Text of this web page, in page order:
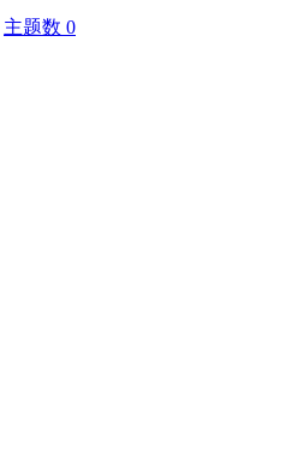
主题数 0